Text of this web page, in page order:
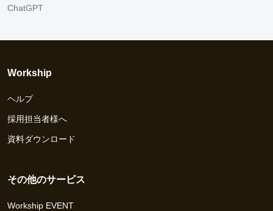
ChatGPT
Workship
ヘルプ
採用担当者様へ
資料ダウンロード
その他のサービス
Workship EVENT